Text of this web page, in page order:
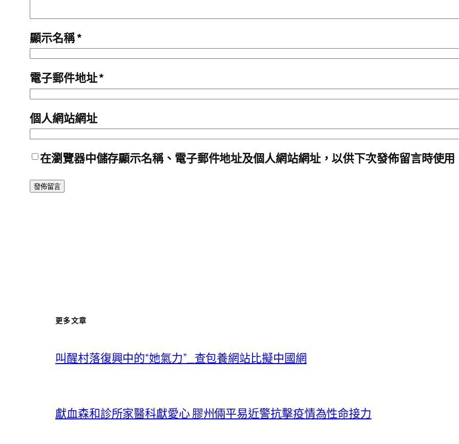
顯示名稱*
電子郵件地址*
個人網站網址
在瀏覽器中儲存顯示名稱、電子郵件地址及個人網站網址，以供下次發佈留言時使用
更多文章
叫醒村落復興中的“她氣力”_查包養網站比擬中國網
獻血森和診所家醫科獻愛心 膠州倆平易近警抗擊疫情為性命接力